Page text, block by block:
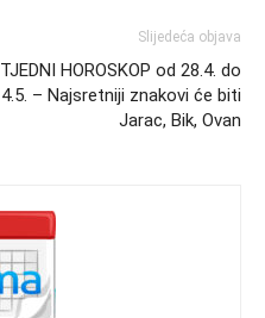
Slijedeća objava
TJEDNI HOROSKOP od 28.4. do
4.5. – Najsretniji znakovi će biti
Jarac, Bik, Ovan